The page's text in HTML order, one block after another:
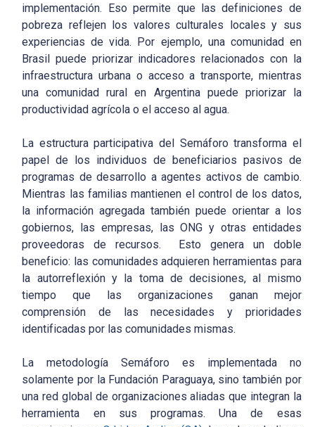
implementación. Eso permite que las definiciones de
pobreza reflejen los valores culturales locales y sus
experiencias de vida. Por ejemplo, una comunidad en
Brasil puede priorizar indicadores relacionados con la
infraestructura urbana o acceso a transporte, mientras
una comunidad rural en Argentina puede priorizar la
productividad agrícola o el acceso al agua.
La estructura participativa del Semáforo transforma el
papel de los individuos de beneficiarios pasivos de
programas de desarrollo a agentes activos de cambio.
Mientras las familias mantienen el control de los datos,
la información agregada también puede orientar a los
gobiernos, las empresas, las ONG y otras entidades
proveedoras de recursos. Esto genera un doble
beneficio: las comunidades adquieren herramientas para
la autorreflexión y la toma de decisiones, al mismo
tiempo que las organizaciones ganan mejor
comprensión de las necesidades y prioridades
identificadas por las comunidades mismas.
La metodología Semáforo es implementada no
solamente por la Fundación Paraguaya, sino también por
una red global de organizaciones aliadas que integran la
herramienta en sus programas. Una de esas